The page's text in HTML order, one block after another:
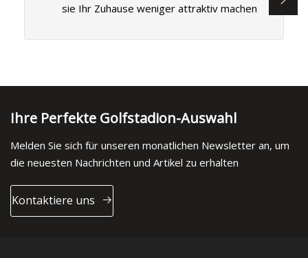
sie Ihr Zuhause weniger attraktiv machen
Ihre Perfekte Golfstadion-Auswahl
Melden Sie sich für unseren monatlichen Newsletter an, um
die neuesten Nachrichten und Artikel zu erhalten
Kontaktiere uns